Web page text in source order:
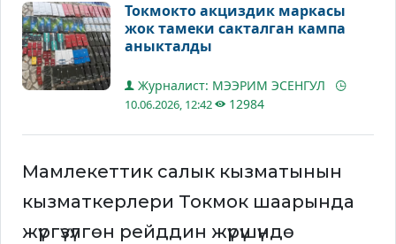
Токмокто акциздик маркасы
жок тамеки сакталган кампа
аныкталды
Журналист: МЭЭРИМ ЭСЕНГУЛ
10.06.2026, 12:42 12984
Мамлекеттик салык кызматынын
кызматкерлери Токмок шаарында
жүргүзүлгөн рейддин жүрүшүндө